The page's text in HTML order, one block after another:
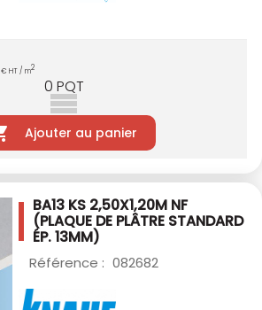
€ HT / m2
0 PQT
Ajouter au panier
BA13 KS 2,50X1,20M NF
(PLAQUE DE PLÂTRE STANDARD
ÉP. 13MM)
Référence : 082682